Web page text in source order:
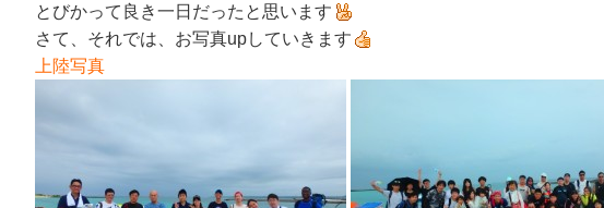
とびかって良き一日だったと思います
さて、それでは、お写真upしていきます
上陸写真